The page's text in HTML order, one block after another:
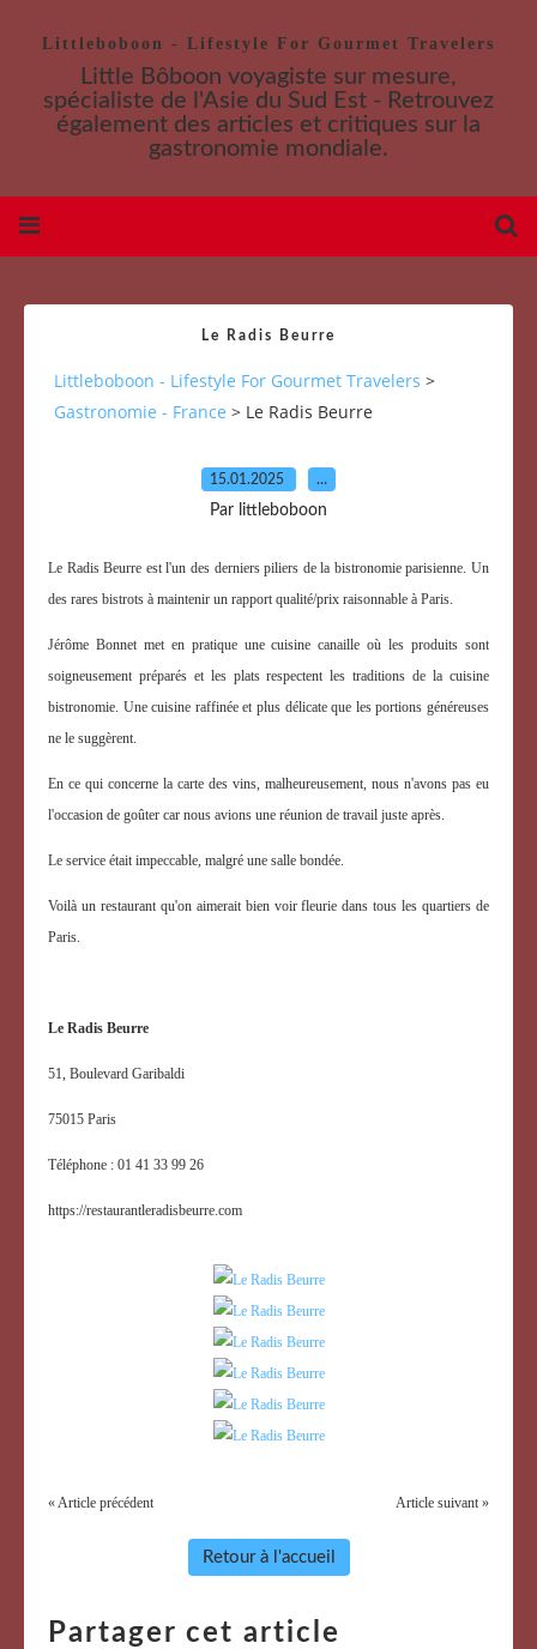
Littleboboon - Lifestyle For Gourmet Travelers
Little Bôboon voyagiste sur mesure,
spécialiste de l'Asie du Sud Est - Retrouvez
également des articles et critiques sur la
gastronomie mondiale.
Le Radis Beurre
Littleboboon - Lifestyle For Gourmet Travelers >
Gastronomie - France > Le Radis Beurre
15.01.2025 …
Par littleboboon
Le Radis Beurre est l'un des derniers piliers de la bistronomie parisienne. Un
des rares bistrots à maintenir un rapport qualité/prix raisonnable à Paris.
Jérôme Bonnet met en pratique une cuisine canaille où les produits sont
soigneusement préparés et les plats respectent les traditions de la cuisine
bistronomie. Une cuisine raffinée et plus délicate que les portions généreuses
ne le suggèrent.
En ce qui concerne la carte des vins, malheureusement, nous n'avons pas eu
l'occasion de goûter car nous avions une réunion de travail juste après.
Le service était impeccable, malgré une salle bondée.
Voilà un restaurant qu'on aimerait bien voir fleurie dans tous les quartiers de
Paris.
Le Radis Beurre
51, Boulevard Garibaldi
75015 Paris
Téléphone : 01 41 33 99 26
https://restaurantleradisbeurre.com
« Article précédent Article suivant »
Retour à l'accueil
Partager cet article